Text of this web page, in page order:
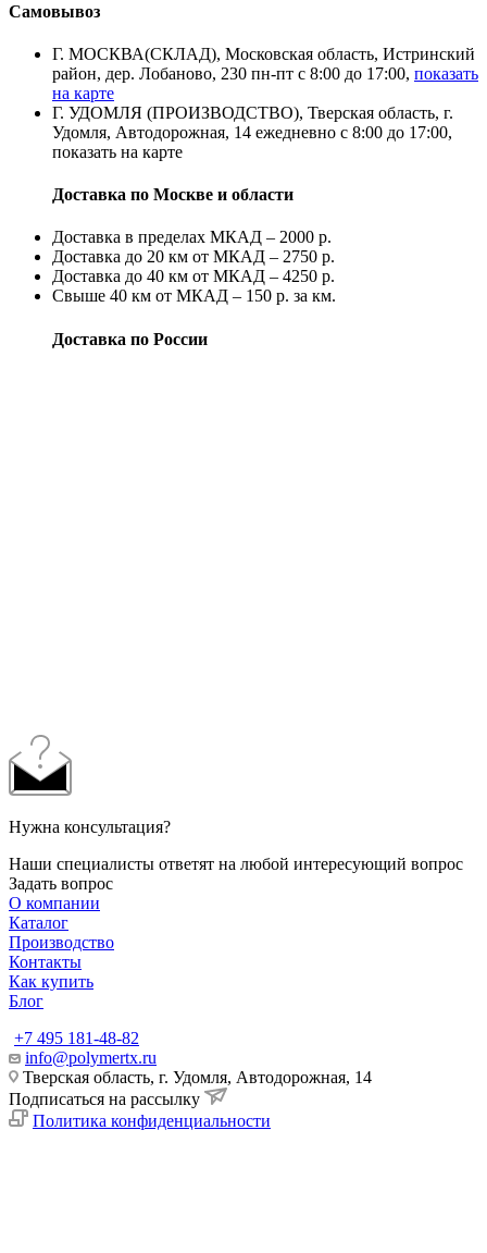
Самовывоз
Г. МОСКВА(СКЛАД), Московская область, Истринский
район, дер. Лобаново, 230 пн-пт с 8:00 до 17:00, показать
на карте
Г. УДОМЛЯ (ПРОИЗВОДСТВО), Тверская область, г.
Удомля, Автодорожная, 14 ежедневно с 8:00 до 17:00,
показать на карте
Доставка по Москве и области
Доставка в пределах МКАД – 2000 р.
Доставка до 20 км от МКАД – 2750 р.
Доставка до 40 км от МКАД – 4250 р.
Свыше 40 км от МКАД – 150 р. за км.
Доставка по России
Нужна консультация?
Наши специалисты ответят на любой интересующий вопрос
Задать вопрос
О компании
Каталог
Производство
Контакты
Как купить
Блог
+7 495 181-48-82
info@polymertx.ru
Тверская область, г. Удомля, Автодорожная, 14
Подписаться на рассылку
Политика конфиденциальности